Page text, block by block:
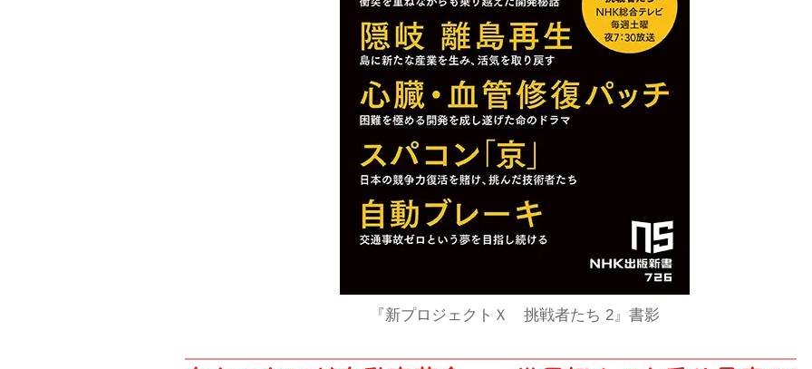
『新プロジェクトＸ 挑戦者たち 2』書影